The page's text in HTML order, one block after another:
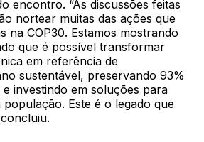
encontro. “As discussões feitas
nortear muitas das ações que
na COP30. Estamos mostrando
que é possível transformar
em referência de
sustentável, preservando 93%
investindo em soluções para
Este é o legado que